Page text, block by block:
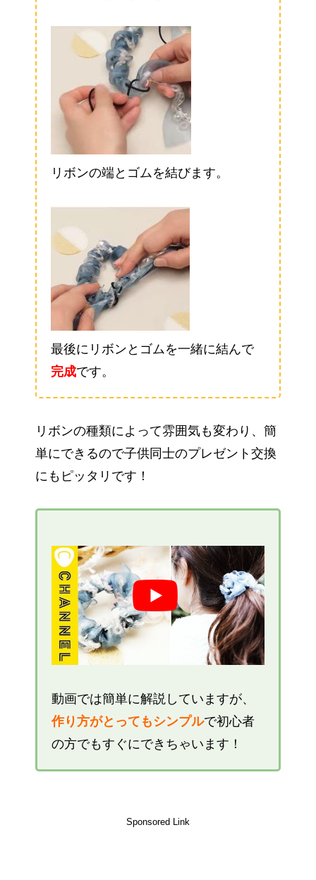
リボンの端とゴムを結びます。
最後にリボンとゴムを一緒に結んで
完成です。
リボンの種類によって雰囲気も変わり、簡
単にできるので子供同士のプレゼント交換
にもピッタリです！
動画では簡単に解説していますが、
作り方がとってもシンプルで初心者
の方でもすぐにできちゃいます！
Sponsored Link